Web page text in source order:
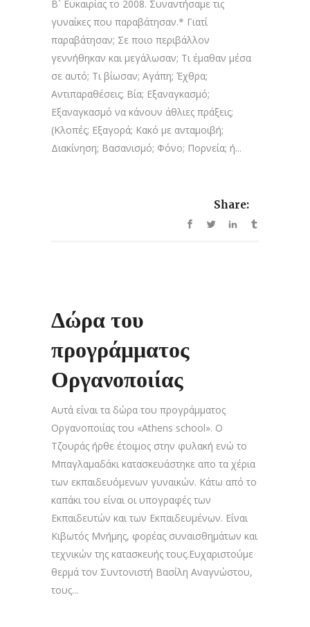
Β´ Ευκαιρίας το 2008. Συναντήσαμε τις
γυναίκες που παραβάτησαν.* Γιατί
παραβάτησαν; Σε ποιο περιβάλλον
γεννήθηκαν και μεγάλωσαν; Τι έμαθαν μέσα
σε αυτό; Τι βίωσαν; Αγάπη; Έχθρα;
Αντιπαραθέσεις; Βία; Εξαναγκασμό;
Εξαναγκασμό να κάνουν άθλιες πράξεις;
(Κλοπές; Εξαγορά; Κακό με ανταμοιβή;
Διακίνηση; Βασανισμό; Φόνο; Πορνεία; ή...
Share:
Δώρα του
προγράμματος
Οργανοποιίας
Αυτά είναι τα δώρα του προγράμματος
Οργανοποιίας του «Athens school». Ο
Τζουράς ήρθε έτοιμος στην φυλακή ενώ το
Μπαγλαμαδάκι κατασκευάστηκε απο τα χέρια
των εκπαιδευόμενων γυναικών. Κάτω από το
καπάκι του είναι οι υπογραφές των
Εκπαιδευτών και των Εκπαιδευμένων. Είναι
Κιβωτός Μνήμης, φορέας συναισθημάτων και
τεχνικών της κατασκευής τους.Ευχαριστούμε
θερμά τον Συντονιστή Βασίλη Αναγνώστου,
τους...